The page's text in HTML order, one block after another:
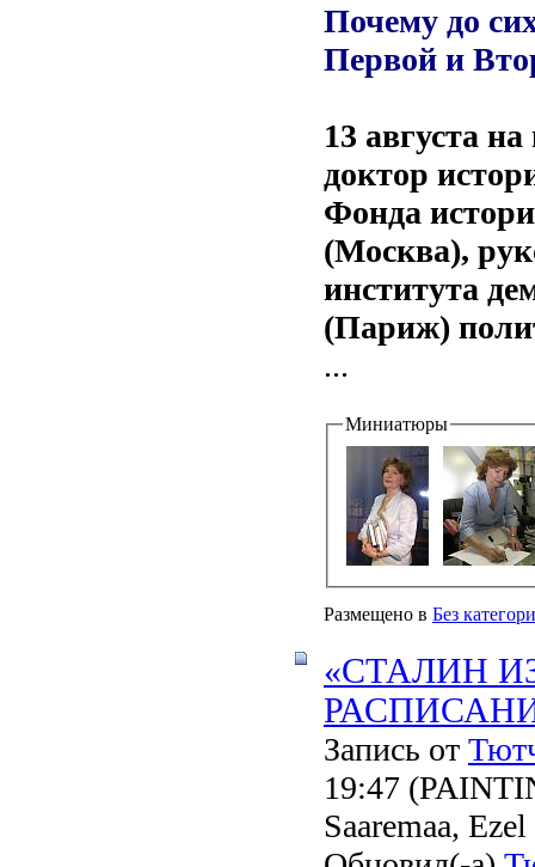
Почему до
Первой и
13 августа
доктор
Фонда
(Москва),
института
(Париж)
...
Миниатюры
Размещено в Без
«СТАЛИН
Запись от
19:47
Saaremaa,